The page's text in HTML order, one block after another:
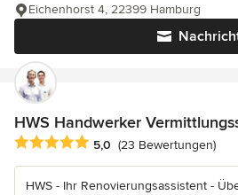
Eichenhorst 4, 22399 Hamburg
HWS Handwerker
Durchschnittliche Bewertung: 5 von
5,0 (23 Bewertungen)
HWS - Ihr Renovierungsassistent -